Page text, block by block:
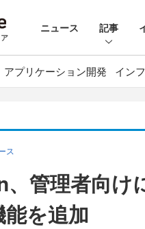
ニュース 記事
アプリケーション開発 イン
ス
、管理者向け
を追加